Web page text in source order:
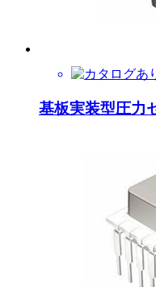
基板実装型圧力